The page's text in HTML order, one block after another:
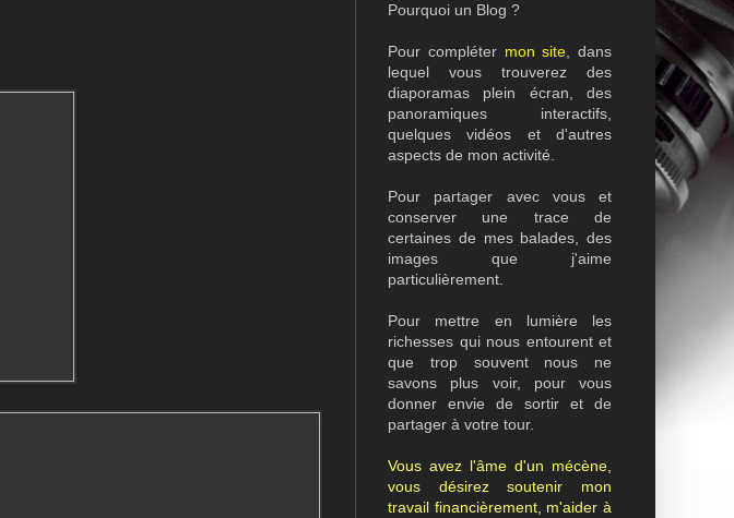
Pourquoi un Blog ?
Pour compléter mon site , dans
lequel vous trouverez des
diaporamas plein écran, des
panoramiques interactifs,
quelques vidéos et d'autres
aspects de mon activité.
Pour partager avec vous et
conserver une trace de
certaines de mes balades, des
images que j'aime
particulièrement.
Pour mettre en lumière les
richesses qui nous entourent et
que trop souvent nous ne
savons plus voir, pour vous
donner envie de sortir et de
partager à votre tour.
Vous avez l'âme d'un mécène,
vous désirez soutenir mon
travail financièrement, m'aider à